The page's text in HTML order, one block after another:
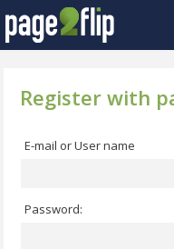
Register with
E-mail or User name
Password: